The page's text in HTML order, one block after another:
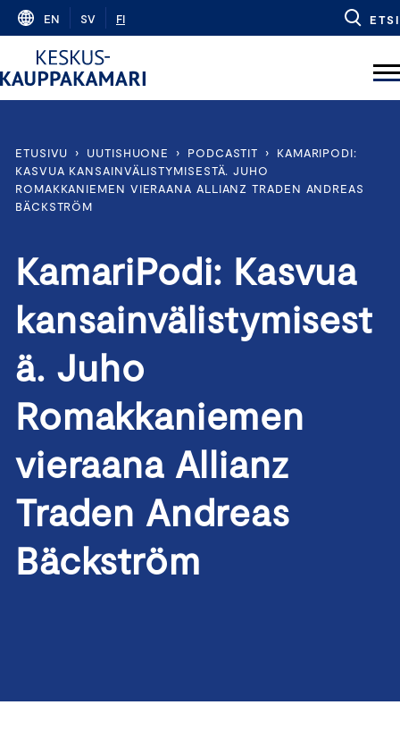
Skip
content
EN SV FI ETSI
ETUSIVU › UUTISHUONE › PODCASTIT ›
KAMARIPODI:
KASVUA KANSAINVÄLISTYMISESTÄ. JUHO
ROMAKKANIEMEN VIERAANA ALLIANZ TRADEN ANDREAS
BÄCKSTRÖM
KamariPodi: Kasvua
kansainvälistymisest
ä. Juho
Romakkaniemen
vieraana Allianz
Traden Andreas
Bäckström